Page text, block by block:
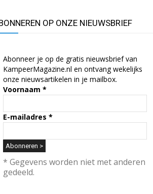
OP ONZE NIEUWSBRIEF
Abonneer je op de gratis nieuwsbrief van
KampeerMagazine.nl en ontvang wekelijks
onze nieuwsartikelen in je mailbox.
Voornaam *
E-mailadres *
* Gegevens worden niet met anderen
gedeeld.